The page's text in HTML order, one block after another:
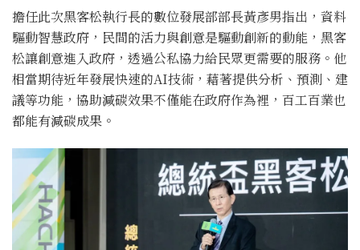
擔任此次黑客松執行長的數位發展部部長黃彥男指出，資料
驅動智慧政府，民間的活力與創意是驅動創新的動能，黑客
松讓創意進入政府，透過公私協力給民眾更需要的服務。他
相當期待近年發展快速的AI技術，藉著提供分析、預測、建
議等功能，協助減碳效果不僅能在政府作為裡，百工百業也
都能有減碳成果。